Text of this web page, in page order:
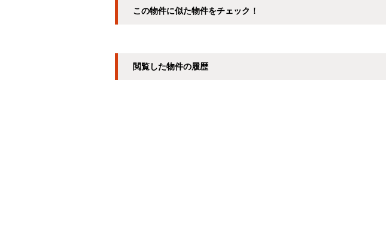
この物件に似た物件をチェック！
閲覧した物件の履歴